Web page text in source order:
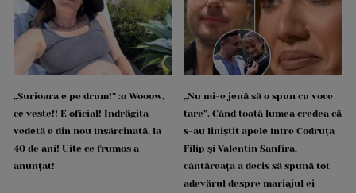
„Surioara e pe drum!” :o Wooow,
ce veste!! E oficial! Îndrăgita
vedetă e din nou însărcinată, la
40 de ani! Uite ce frumos a
anunțat!
„Nu mi-e jenă să o spun cu voce
tare”. Când toată lumea credea că
s-au liniștit apele între Codruța
Filip și Valentin Sanfira,
cântăreața a decis să spună tot
adevărul despre mariajul ei